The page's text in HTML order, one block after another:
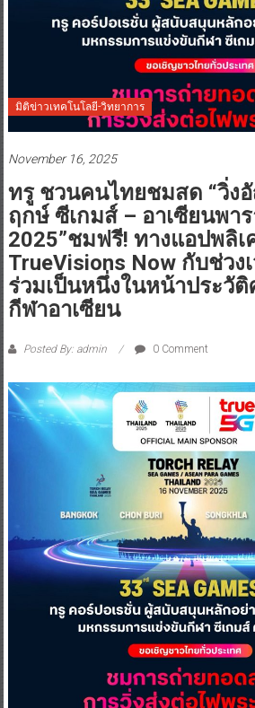
มิติข่าวเทคโนโลยี-วิทยาการ
November 16, 2025
ทรู ชวนคนไทยชมสด “วิ่ง
ฤกษ์ ซีเกมส์ – อาเซียนพา
2025”ชมฟรี! ทางแอปพลิ
TrueVisions Now กับช่ว
ร่วมเป็นหนึ่งในหน้าประวั
กีฬาอาเซียน
Posted By: admin 0 Comment